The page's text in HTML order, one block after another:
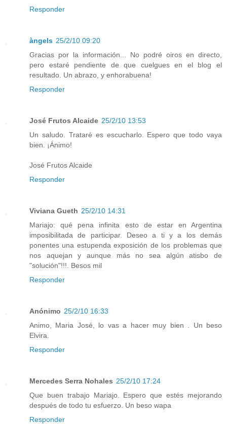
Responder
àngels 25/2/10 09:20
Gracias por la información... No podré oiros en directo,
pero estaré pendiente de que cuelgues en el blog el
resultado. Un abrazo, y enhorabuena!
Responder
José Frutos Alcaide 25/2/10 13:53
Un saludo. Trataré es escucharlo. Espero que todo vaya
bien. ¡Ánimo!
José Frutos Alcaide
Responder
Viviana Gueth 25/2/10 14:31
Mariajo: qué pena infinita esto de estar en Argentina
imposibilitada de participar. Deseo a ti y a los demás
ponentes una estupenda exposición de los problemas que
nos aquejan y aunque más no sea algún atisbo de
"solución"!!!. Besos mil
Responder
Anónimo 25/2/10 16:33
Animo, Maria José, lo vas a hacer muy bien . Un beso
Elvira.
Responder
Mercedes Serra Nohales 25/2/10 17:24
Que buen trabajo Mariajo. Espero que estés mejorando
después de todo tu esfuerzo. Un beso wapa
Responder